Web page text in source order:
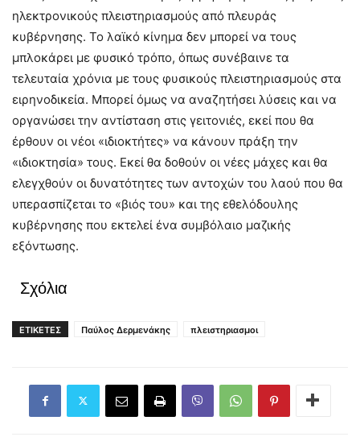
ηλεκτρονικούς πλειστηριασμούς από πλευράς
κυβέρνησης. Το λαϊκό κίνημα δεν μπορεί να τους
μπλοκάρει με φυσικό τρόπο, όπως συνέβαινε τα
τελευταία χρόνια με τους φυσικούς πλειστηριασμούς στα
ειρηνοδικεία. Μπορεί όμως να αναζητήσει λύσεις και να
οργανώσει την αντίσταση στις γειτονιές, εκεί που θα
έρθουν οι νέοι «ιδιοκτήτες» να κάνουν πράξη την
«ιδιοκτησία» τους. Εκεί θα δοθούν οι νέες μάχες και θα
ελεγχθούν οι δυνατότητες των αντοχών του λαού που θα
υπερασπίζεται το «βιός του» και της εθελόδουλης
κυβέρνησης που εκτελεί ένα συμβόλαιο μαζικής
εξόντωσης.
Σχόλια
ΕΤΙΚΕΤΕΣ Παύλος Δερμενάκης πλειστηριασμοι